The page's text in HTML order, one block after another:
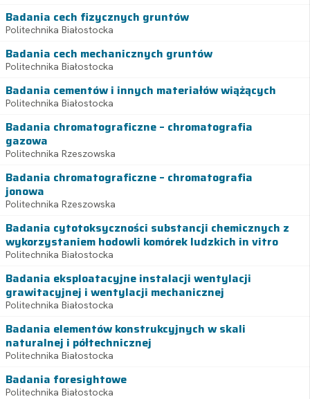
Badania cech fizycznych gruntów
Politechnika Białostocka
Badania cech mechanicznych gruntów
Politechnika Białostocka
Badania cementów i innych materiałów wiążących
Politechnika Białostocka
Badania chromatograficzne – chromatografia
gazowa
Politechnika Rzeszowska
Badania chromatograficzne – chromatografia
jonowa
Politechnika Rzeszowska
Badania cytotoksyczności substancji chemicznych z
wykorzystaniem hodowli komórek ludzkich in vitro
Politechnika Białostocka
Badania eksploatacyjne instalacji wentylacji
grawitacyjnej i wentylacji mechanicznej
Politechnika Białostocka
Badania elementów konstrukcyjnych w skali
naturalnej i półtechnicznej
Politechnika Białostocka
Badania foresightowe
Politechnika Białostocka